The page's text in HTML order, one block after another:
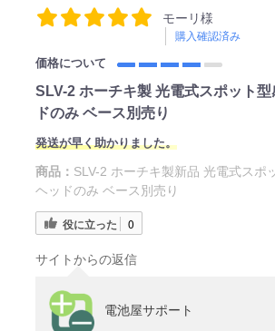
モーリ様
購入確認済み
価格について
SLV-2 ホーチキ製 光電式スポット型
ドのみ ベース別売り
発送が早く助かりました。
商品： SLV-2 ホーチキ製新品 光電式スポ
ヘッドのみ ベース別売り
役に立った 0
サイトからの返信
電池屋サポート